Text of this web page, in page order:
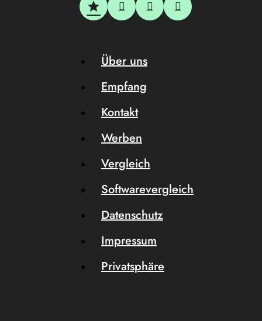
Über uns
Empfang
Kontakt
Werben
Vergleich
Softwarevergleich
Datenschutz
Impressum
Privatsphäre